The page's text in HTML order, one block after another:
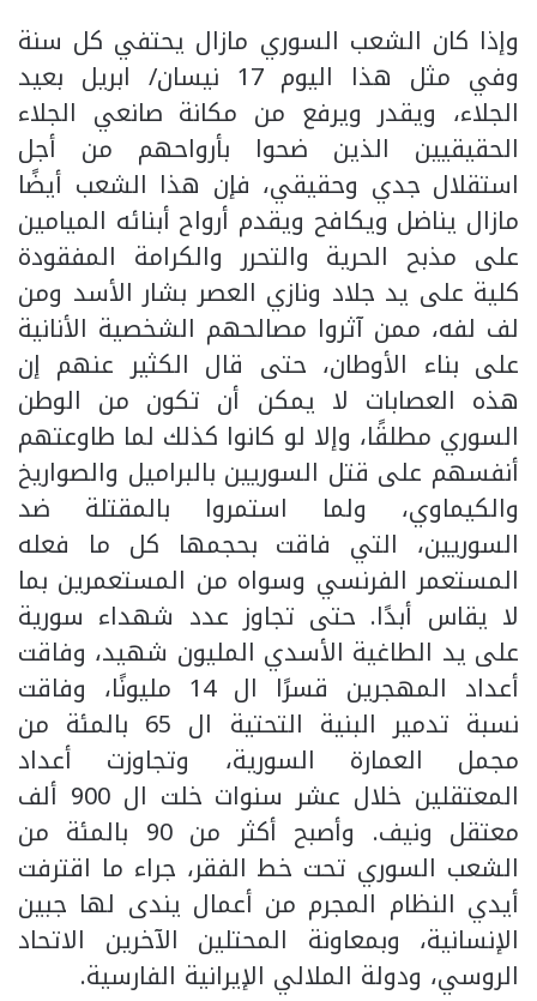
وإذا كان الشعب السوري مازال يحتفي كل سنة
وفي مثل هذا اليوم 17 نيسان/ ابريل بعيد
الجلاء، ويقدر ويرفع من مكانة صانعي الجلاء
الحقيقيين الذين ضحوا بأرواحهم من أجل
استقلال جدي وحقيقي، فإن هذا الشعب أيضًا
مازال يناضل ويكافح ويقدم أرواح أبنائه الميامين
على مذبح الحرية والتحرر والكرامة المفقودة
كلية على يد جلاد ونازي العصر بشار الأسد ومن
لف لفه، ممن آثروا مصالحهم الشخصية الأنانية
على بناء الأوطان، حتى قال الكثير عنهم إن
هذه العصابات لا يمكن أن تكون من الوطن
السوري مطلقًا، وإلا لو كانوا كذلك لما طاوعتهم
أنفسهم على قتل السوريين بالبراميل والصواريخ
والكيماوي، ولما استمروا بالمقتلة ضد
السوريين، التي فاقت بحجمها كل ما فعله
المستعمر الفرنسي وسواه من المستعمرين بما
لا يقاس أبدًا. حتى تجاوز عدد شهداء سورية
على يد الطاغية الأسدي المليون شهيد، وفاقت
أعداد المهجرين قسرًا ال 14 مليونًا، وفاقت
نسبة تدمير البنية التحتية ال 65 بالمئة من
مجمل العمارة السورية، وتجاوزت أعداد
المعتقلين خلال عشر سنوات خلت ال 900 ألف
معتقل ونيف. وأصبح أكثر من 90 بالمئة من
الشعب السوري تحت خط الفقر، جراء ما اقترفت
أيدي النظام المجرم من أعمال يندى لها جبين
الإنسانية، وبمعاونة المحتلين الآخرين الاتحاد
الروسي، ودولة الملالي الإيرانية الفارسية.